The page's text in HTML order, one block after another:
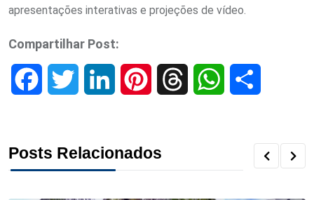
apresentações interativas e projeções de vídeo.
Compartilhar Post:
e t k t e t
a
r
Posts Relacionados